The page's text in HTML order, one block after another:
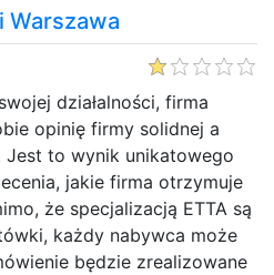
Warszawa
działalności, firma
opinię firmy solidnej a
to wynik unikatowego
jakie firma otrzymuje
że specjalizacją ETTA są
każdy nabywca może
będzie zrealizowane